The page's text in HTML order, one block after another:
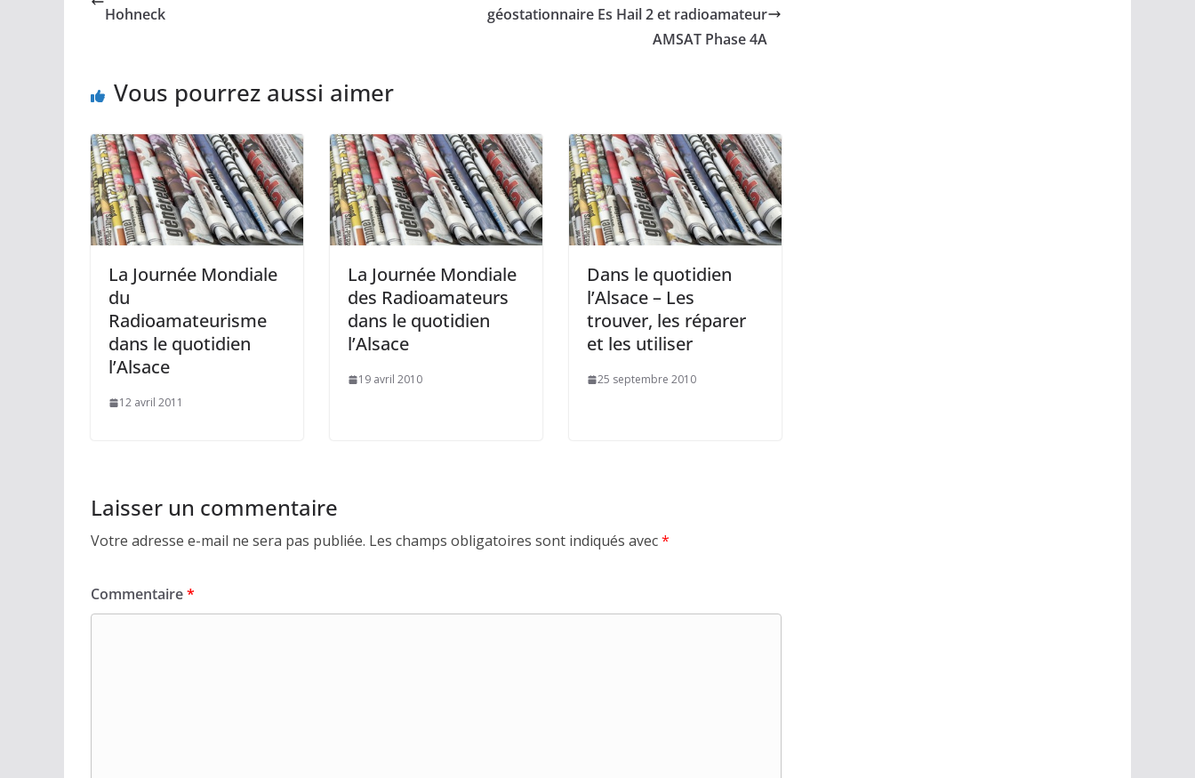
Hohneck
géostationnaire Es Hail 2 et radioamateur
AMSAT Phase 4A
Vous pourrez aussi aimer
La Journée Mondiale
du
Radioamateurisme
dans le quotidien
l’Alsace
12 avril 2011
La Journée Mondiale
des Radioamateurs
dans le quotidien
l’Alsace
19 avril 2010
Dans le quotidien
l’Alsace – Les
trouver, les réparer
et les utiliser
25 septembre 2010
Laisser un commentaire
Votre adresse e-mail ne sera pas publiée. Les champs obligatoires sont indiqués avec*
Commentaire*